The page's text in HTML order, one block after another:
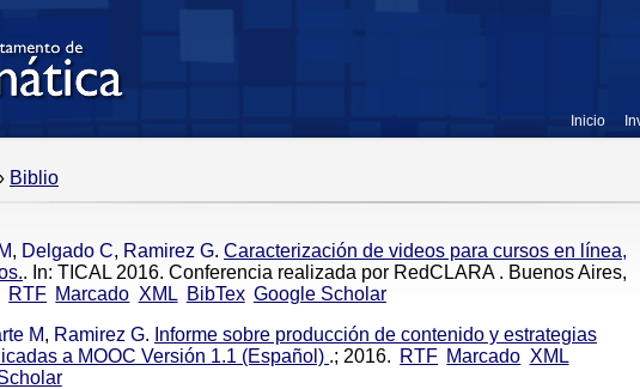
Inicio
Biblio
, Delgado C, Ramirez G. Caracterización de videos para cursos en línea,
. In: TICAL 2016. Conferencia realizada por RedCLARA . Buenos Aires,
RTF Marcado XML BibTex Google Scholar
M, Ramirez G. Informe sobre producción de contenido y estrategias
a MOOC Versión 1.1 (Español) .; 2016. RTF Marcado XML